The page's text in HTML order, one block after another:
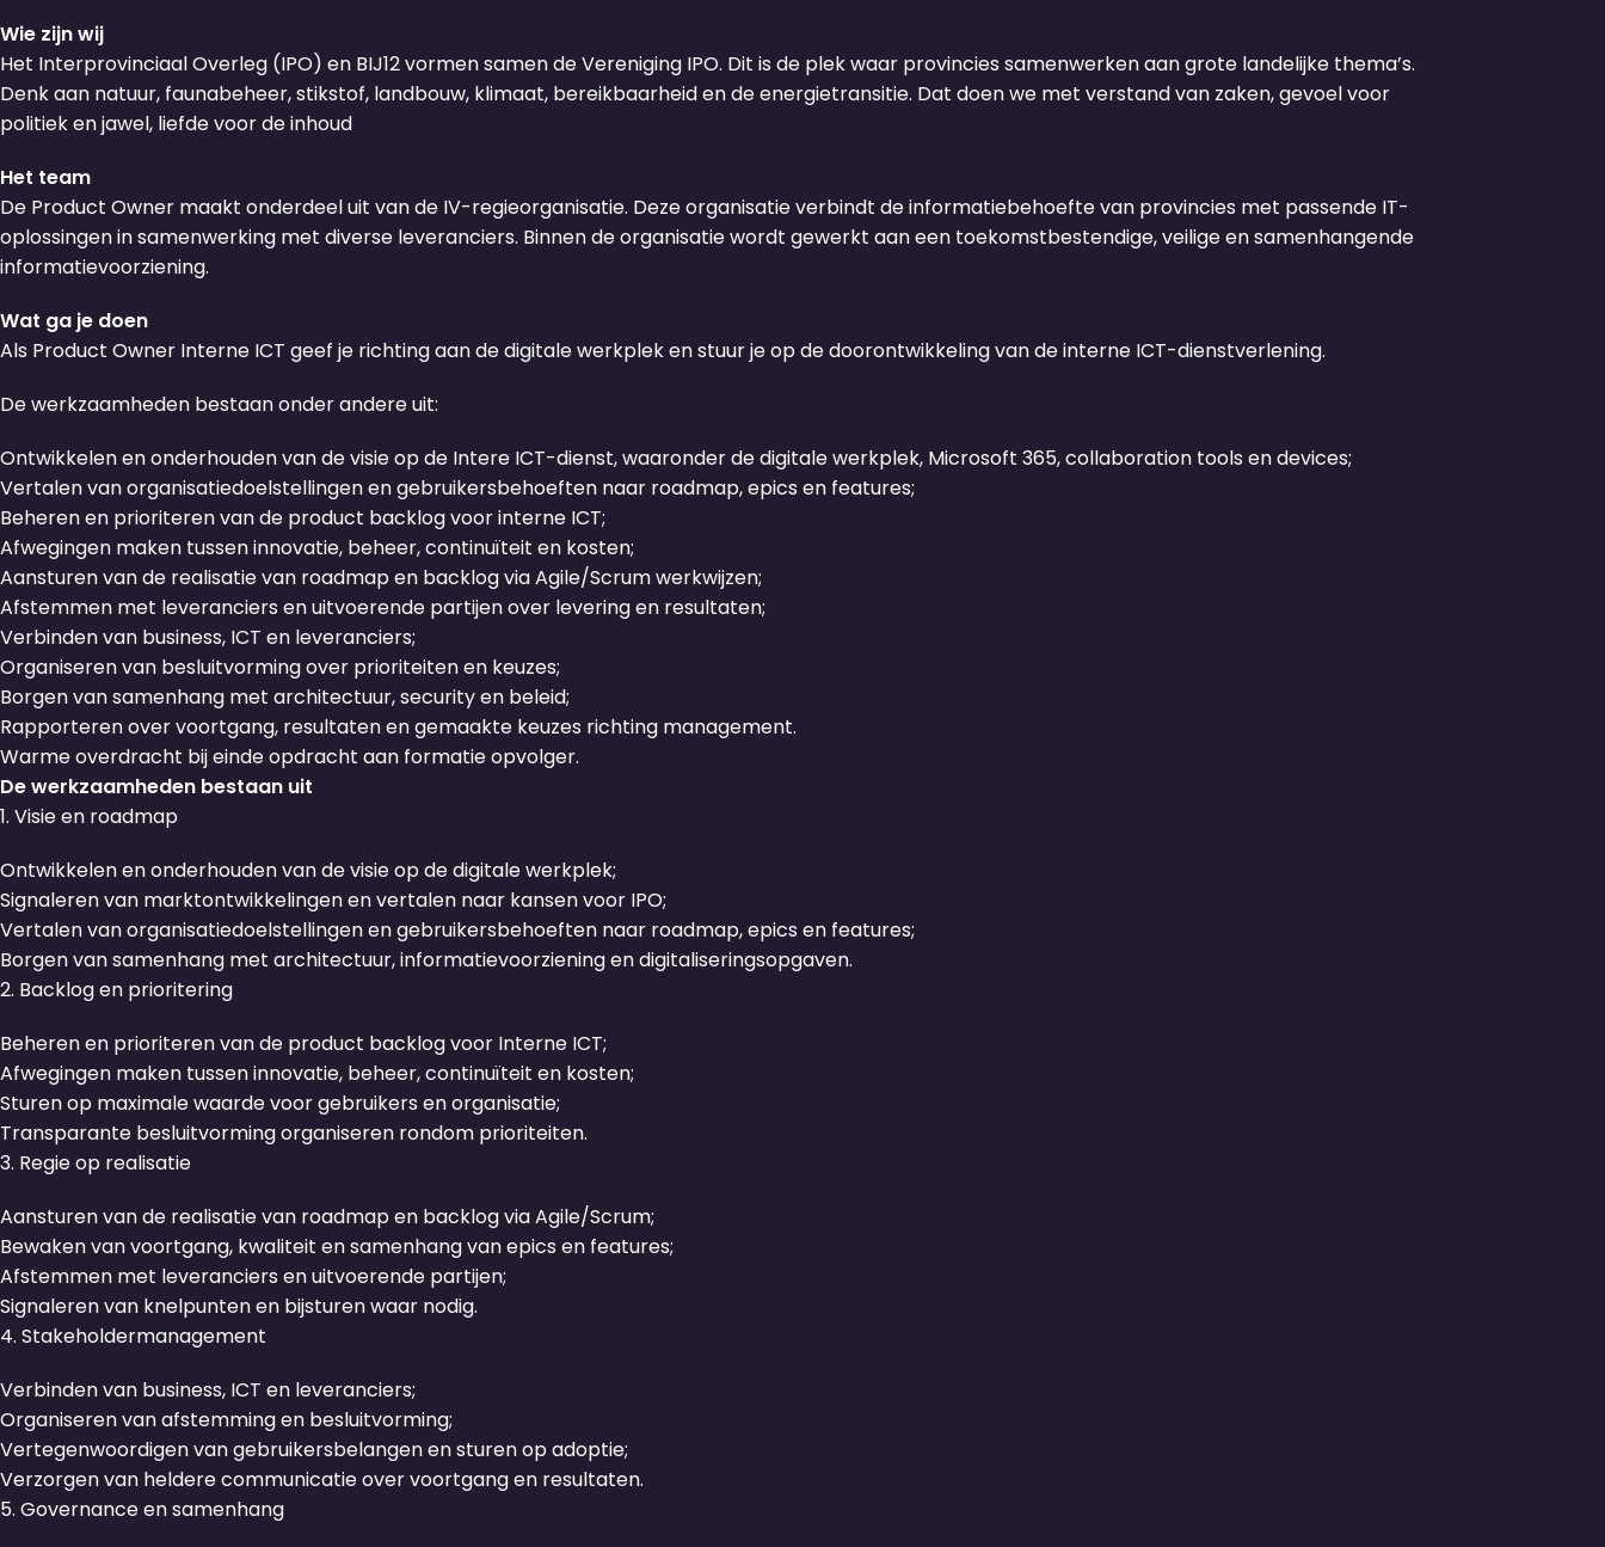
Wie zijn wij
Het Interprovinciaal Overleg (IPO) en BIJ12 vormen samen de Vereniging IPO. Dit is de plek waar provincies samenwerken aan grote landelijke thema’s.
Denk aan natuur, faunabeheer, stikstof, landbouw, klimaat, bereikbaarheid en de energietransitie. Dat doen we met verstand van zaken, gevoel voor
politiek en jawel, liefde voor de inhoud
Het team
De Product Owner maakt onderdeel uit van de IV-regieorganisatie. Deze organisatie verbindt de informatiebehoefte van provincies met passende IT-
oplossingen in samenwerking met diverse leveranciers. Binnen de organisatie wordt gewerkt aan een toekomstbestendige, veilige en samenhangende
informatievoorziening.
Wat ga je doen
Als Product Owner Interne ICT geef je richting aan de digitale werkplek en stuur je op de doorontwikkeling van de interne ICT-dienstverlening.
De werkzaamheden bestaan onder andere uit:
Ontwikkelen en onderhouden van de visie op de Intere ICT-dienst, waaronder de digitale werkplek, Microsoft 365, collaboration tools en devices;
Vertalen van organisatiedoelstellingen en gebruikersbehoeften naar roadmap, epics en features;
Beheren en prioriteren van de product backlog voor interne ICT;
Afwegingen maken tussen innovatie, beheer, continuïteit en kosten;
Aansturen van de realisatie van roadmap en backlog via Agile/Scrum werkwijzen;
Afstemmen met leveranciers en uitvoerende partijen over levering en resultaten;
Verbinden van business, ICT en leveranciers;
Organiseren van besluitvorming over prioriteiten en keuzes;
Borgen van samenhang met architectuur, security en beleid;
Rapporteren over voortgang, resultaten en gemaakte keuzes richting management.
Warme overdracht bij einde opdracht aan formatie opvolger.
De werkzaamheden bestaan uit
1. Visie en roadmap
Ontwikkelen en onderhouden van de visie op de digitale werkplek;
Signaleren van marktontwikkelingen en vertalen naar kansen voor IPO;
Vertalen van organisatiedoelstellingen en gebruikersbehoeften naar roadmap, epics en features;
Borgen van samenhang met architectuur, informatievoorziening en digitaliseringsopgaven.
2. Backlog en prioritering
Beheren en prioriteren van de product backlog voor Interne ICT;
Afwegingen maken tussen innovatie, beheer, continuïteit en kosten;
Sturen op maximale waarde voor gebruikers en organisatie;
Transparante besluitvorming organiseren rondom prioriteiten.
3. Regie op realisatie
Aansturen van de realisatie van roadmap en backlog via Agile/Scrum;
Bewaken van voortgang, kwaliteit en samenhang van epics en features;
Afstemmen met leveranciers en uitvoerende partijen;
Signaleren van knelpunten en bijsturen waar nodig.
4. Stakeholdermanagement
Verbinden van business, ICT en leveranciers;
Organiseren van afstemming en besluitvorming;
Vertegenwoordigen van gebruikersbelangen en sturen op adoptie;
Verzorgen van heldere communicatie over voortgang en resultaten.
5. Governance en samenhang